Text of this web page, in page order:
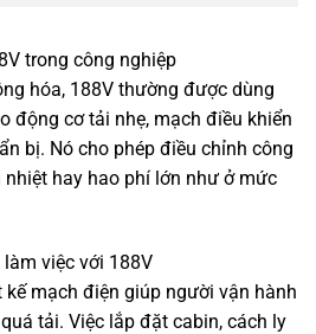
trong công nghiệp
hóa, 188V thường được dùng
động cơ tải nhẹ, mạch điều khiển
bị. Nó cho phép điều chỉnh công
hay hao phí lớn như ở mức
việc với 188V
mạch điện giúp người vận hành
tải. Việc lắp đặt cabin, cách ly